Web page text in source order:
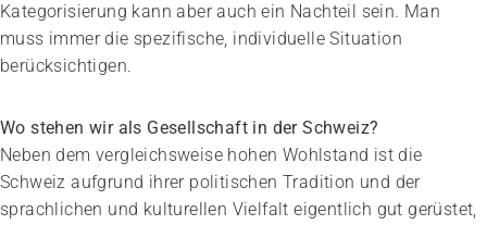
Kategorisierung kann aber auch ein Nachteil sein. Man
muss immer die spezifische, individuelle Situation
berücksichtigen.
Wo stehen wir als Gesellschaft in der Schweiz?
Neben dem vergleichsweise hohen Wohlstand ist die
Schweiz aufgrund ihrer politischen Tradition und der
sprachlichen und kulturellen Vielfalt eigentlich gut gerüstet,